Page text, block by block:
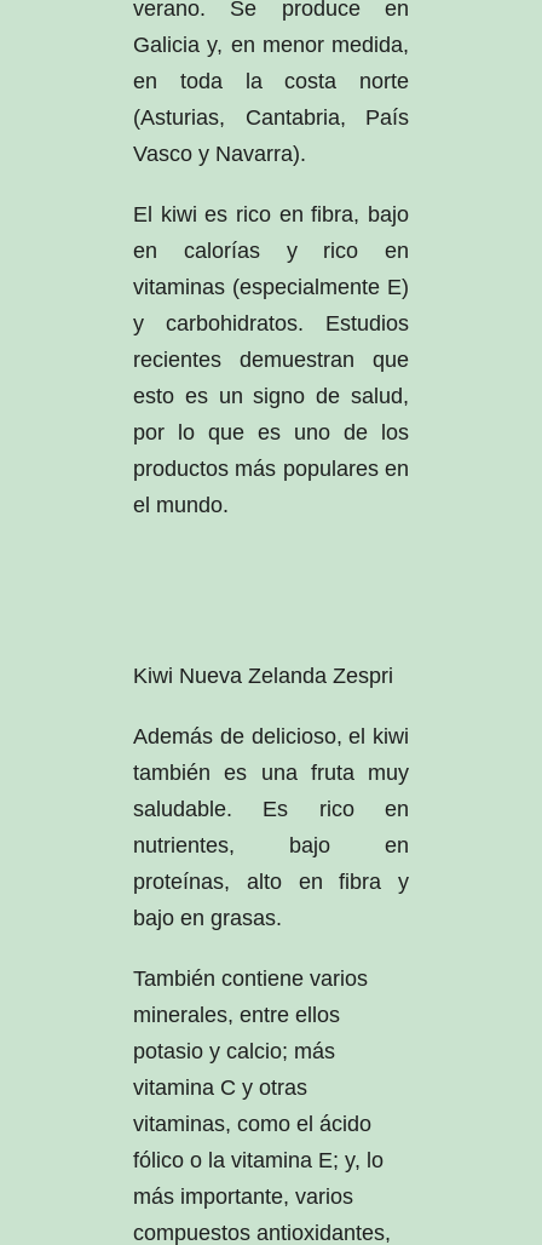
verano. Se produce en
Galicia y, en menor medida,
en toda la costa norte
(Asturias, Cantabria, País
Vasco y Navarra).
El kiwi es rico en fibra, bajo
en calorías y rico en
vitaminas (especialmente E)
y carbohidratos. Estudios
recientes demuestran que
esto es un signo de salud,
por lo que es uno de los
productos más populares en
el mundo.
Kiwi Nueva Zelanda Zespri
Además de delicioso, el kiwi
también es una fruta muy
saludable. Es rico en
nutrientes, bajo en
proteínas, alto en fibra y
bajo en grasas.
También contiene varios
minerales, entre ellos
potasio y calcio; más
vitamina C y otras
vitaminas, como el ácido
fólico o la vitamina E; y, lo
más importante, varios
compuestos antioxidantes,